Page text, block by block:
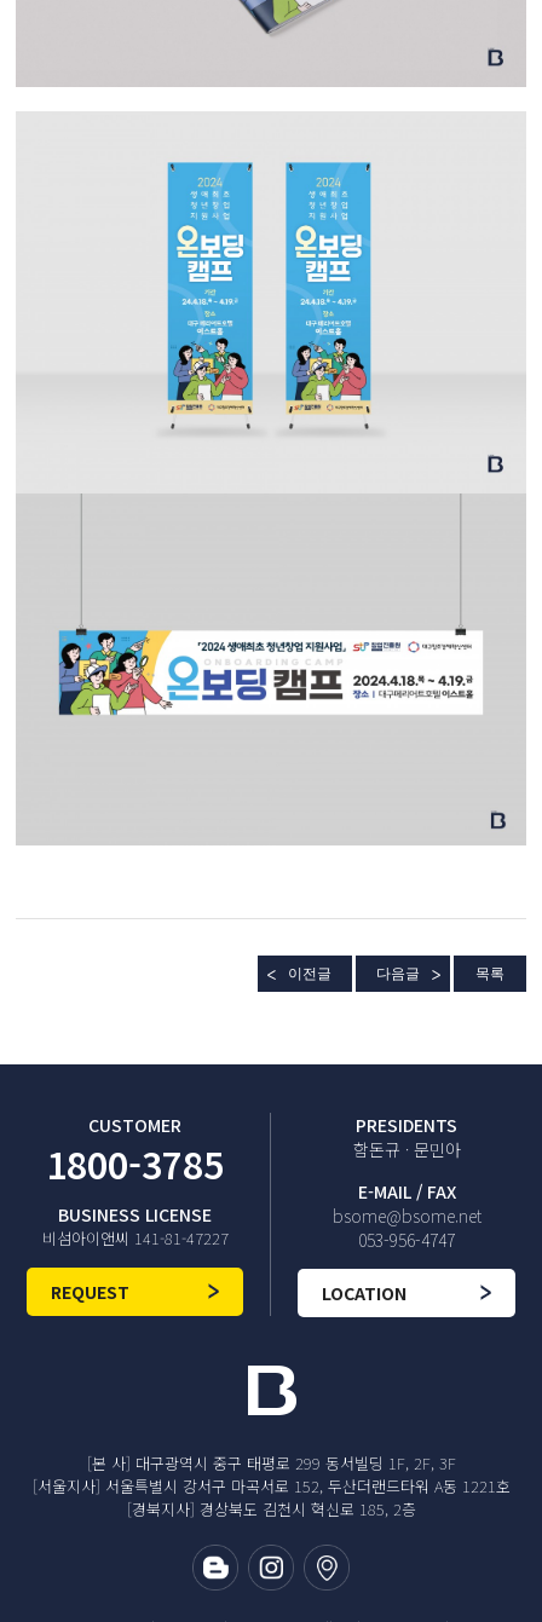
이전글 다음글 목록
CUSTOMER
1800-3785
BUSINESS LICENSE
비섬아이앤씨 141-81-47227
REQUEST
PRESIDENTS
함돈규 · 문민아
E-MAIL / FAX
bsome@bsome.net
053-956-4747
LOCATION
[본 사] 대구광역시 중구 태평로 299 동서빌딩 1F, 2F, 3F
[서울지사] 서울특별시 강서구 마곡서로 152, 두산더랜드타워 A동 1221호
[경북지사] 경상북도 김천시 혁신로 185, 2층